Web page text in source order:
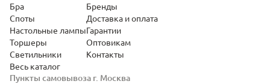
Пункты самовывоза г. Москва
Бра
Споты
Настольные лампы
Торшеры
Светильники
Весь каталог
Бренды
Доставка и оплата
Гарантии
Оптовикам
Контакты